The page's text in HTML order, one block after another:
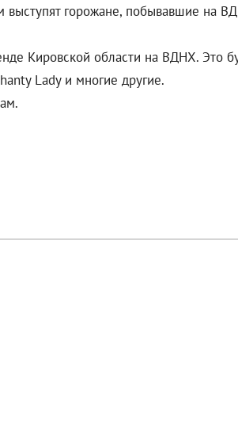
горожане, побывавшие на
Кировской области на ВДНХ. Это
Lady и многие другие.